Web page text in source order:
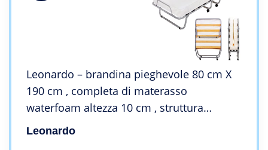
Leonardo – brandina pieghevole 80 cm X
190 cm , completa di materasso
waterfoam altezza 10 cm , struttura
pieghevole e salvaspazio con rotelle,
Leonardo